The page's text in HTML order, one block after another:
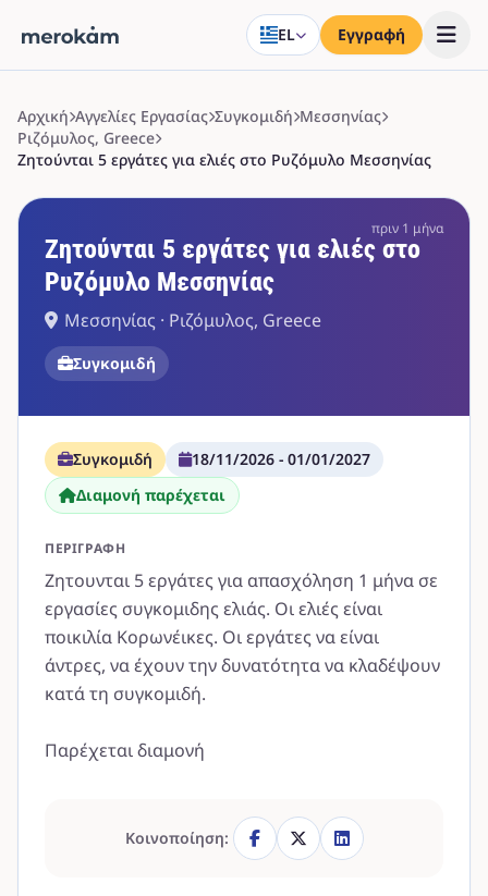
EL Εγγραφή
Αρχική Αγγελίες Εργασίας Συγκομιδή Μεσσηνίας
Ριζόμυλος, Greece
Ζητούνται 5 εργάτες για ελιές στο Ρυζόμυλο Μεσσηνίας
πριν 1 μήνα
Ζητούνται 5 εργάτες για ελιές στο
Ρυζόμυλο Μεσσηνίας
Μεσσηνίας · Ριζόμυλος, Greece
Συγκομιδή
Συγκομιδή
18/11/2026 - 01/01/2027
Διαμονή παρέχεται
ΠΕΡΙΓΡΑΦΉ
Ζητουνται 5 εργάτες για απασχόληση 1 μήνα σε
εργασίες συγκομιδης ελιάς. Οι ελιές είναι
ποικιλία Κορωνέικες. Οι εργάτες να είναι
άντρες, να έχουν την δυνατότητα να κλαδέψουν
κατά τη συγκομιδή.
Παρέχεται διαμονή
Κοινοποίηση: